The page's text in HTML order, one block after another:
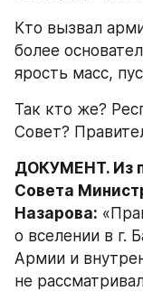
Кто вызвал
более
ярость масс,
Так кто же?
Совет?
ДОКУМЕНТ. Из
Совета
Назарова:
о вселении в г.
Армии и
не